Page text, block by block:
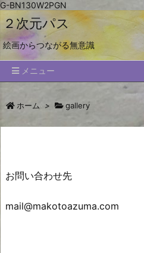
G-BN130W2PGN
２次元パス
絵画からつながる無意識
メニュー
ホーム > gallery
お問い合わせ先
mail@makotoazuma.com